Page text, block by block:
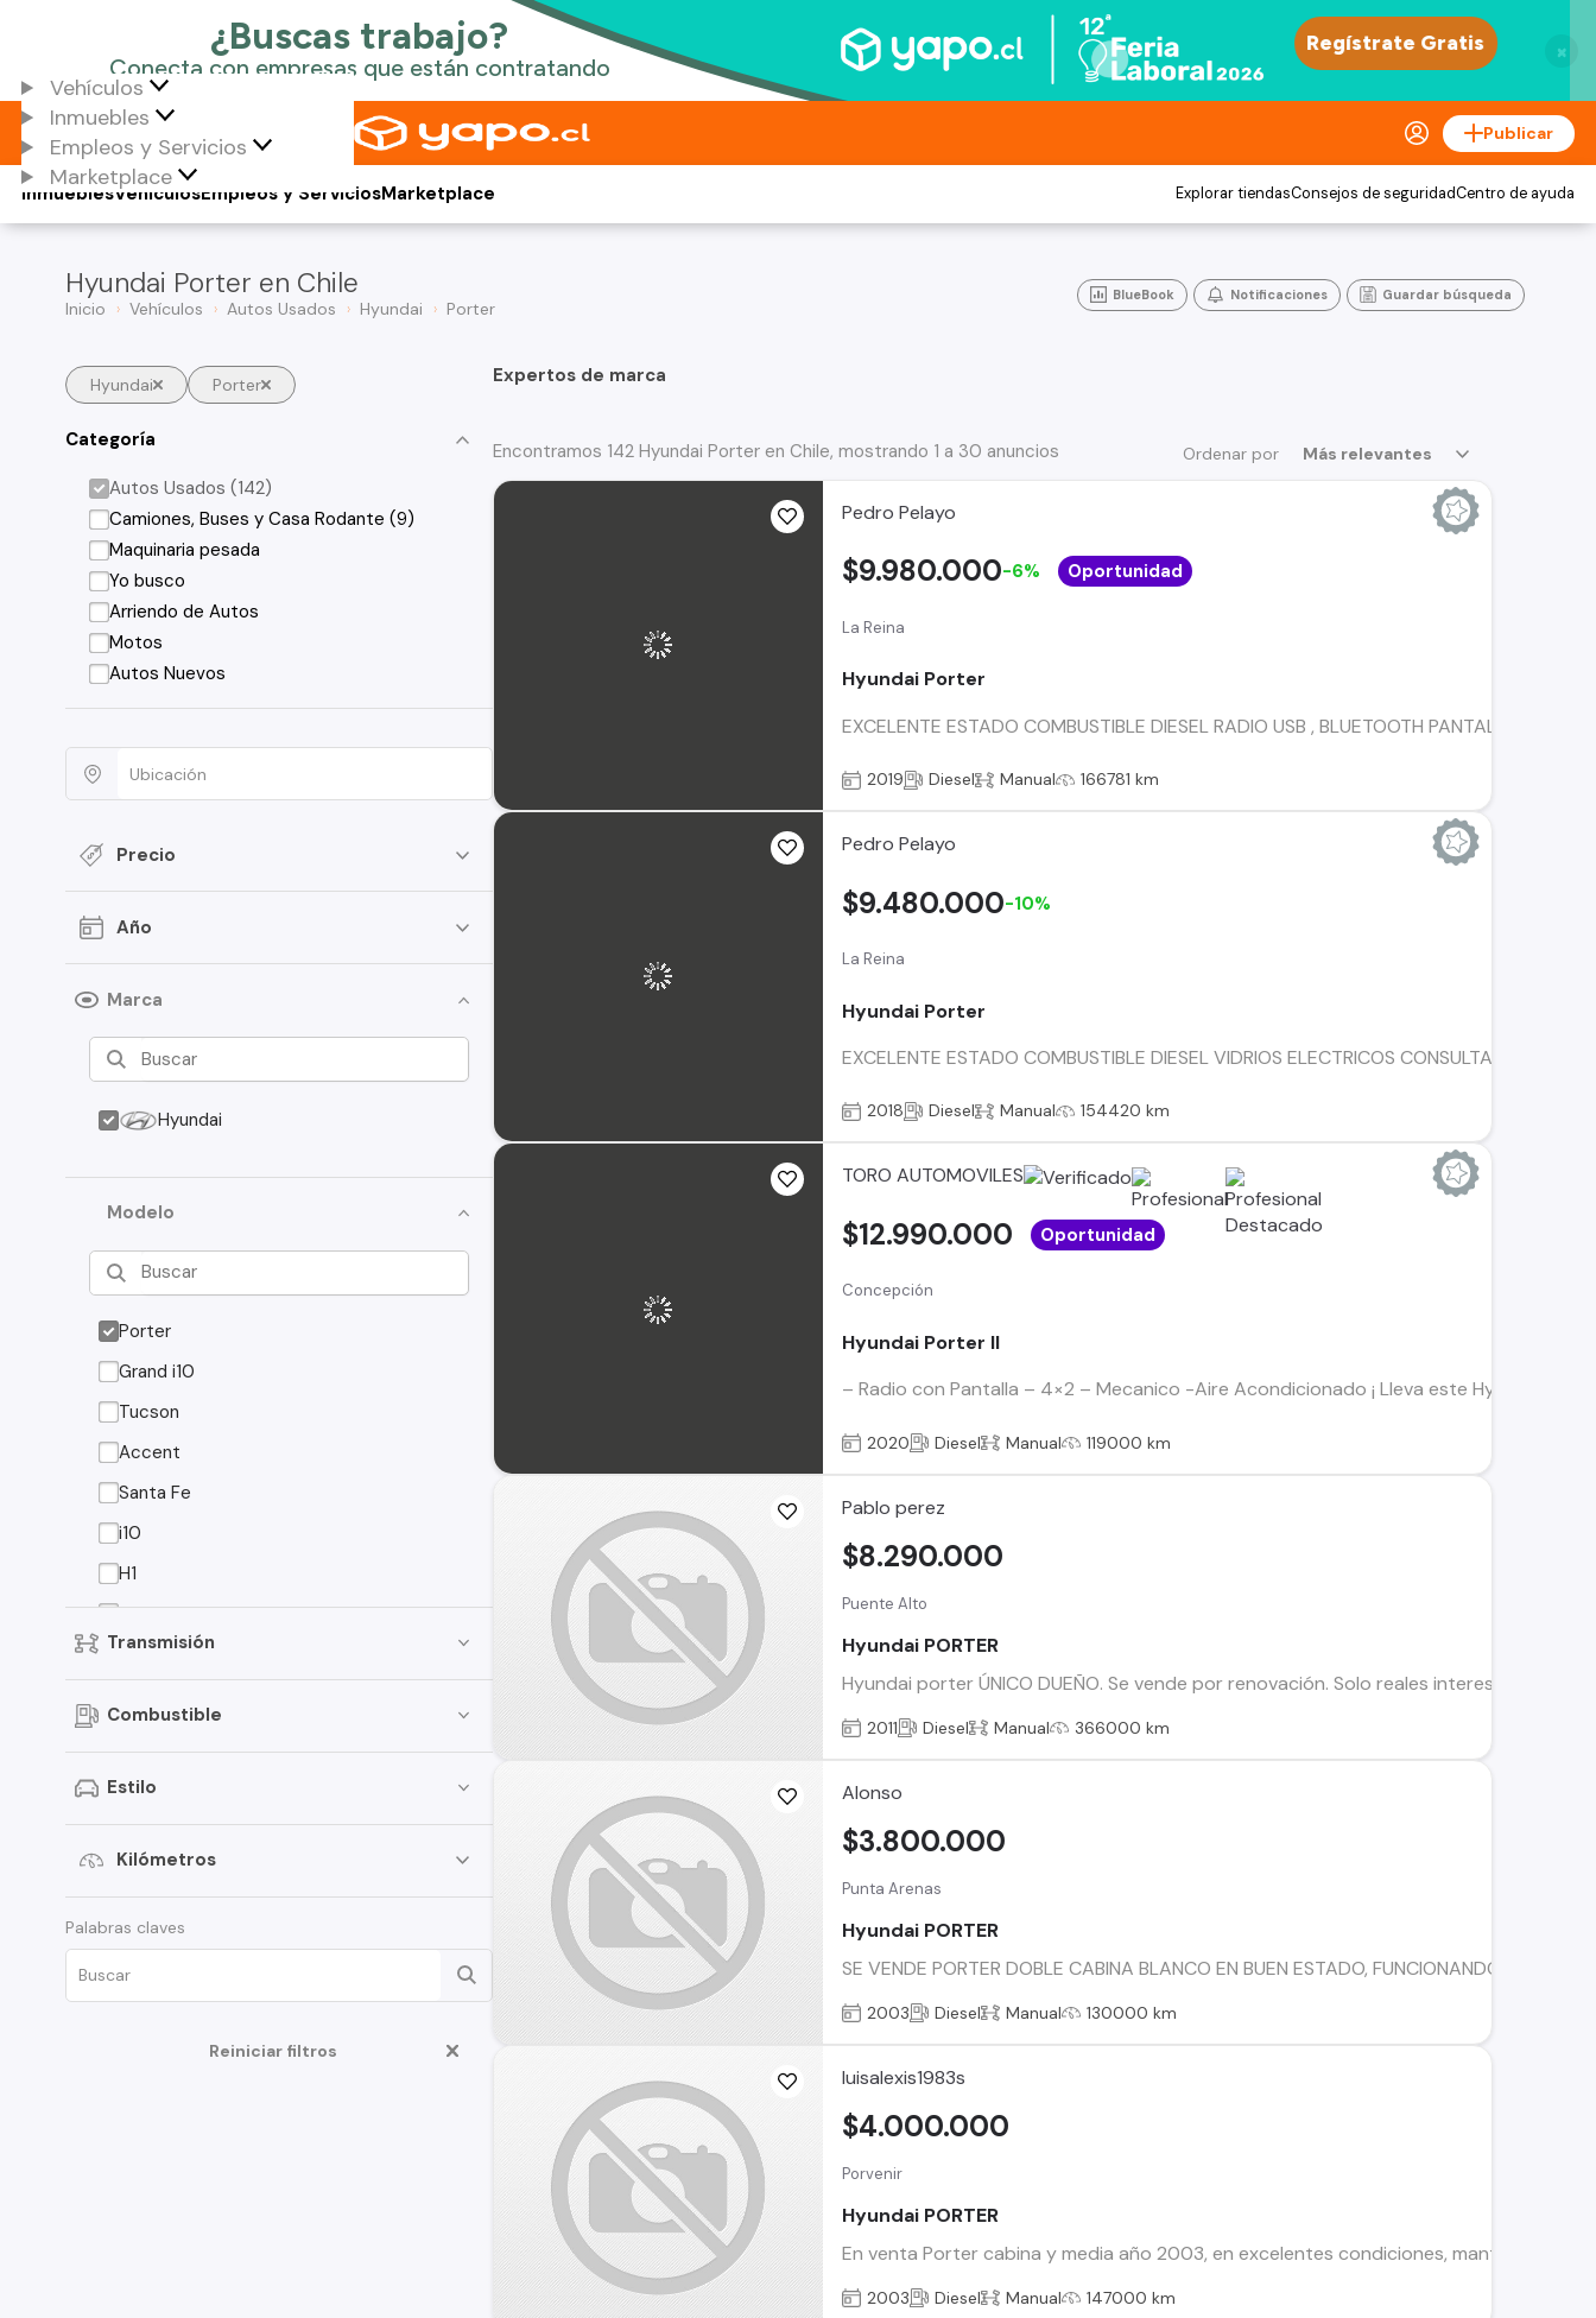
×
Vehículos
Inmuebles
Empleos y Servicios
Marketplace
Publicar
Vehículos
Inmuebles Empleos y ServiciosMarketplace Explorar tiendasConsejos de seguridadCentro de ayuda
Hyundai Porter en Chile
Inicio Vehículos Autos Usados Hyundai Porter
BlueBook Notificaciones Guardar búsqueda
Hyundai Porter
Categoría
Autos Usados (142)
Camiones, Buses y Casa Rodante (9)
Maquinaria pesada
Yo busco
Arriendo de Autos
Motos
Autos Nuevos
Precio
Año
Marca
Hyundai
Modelo
Porter
Grand i10
Tucson
Accent
Santa Fe
i10
H1
EON
Elantra
Santamo
Verna
Venue
Grand i-10 Sedán
HD35
Transmisión
Combustible
Estilo
Kilómetros
Palabras claves
Reiniciar filtros
Expertos de marca
Ordenar por Más relevantes
Encontramos 142 Hyundai Porter en Chile, mostrando 1 a 30 anuncios
Pedro Pelayo
La Reina
Hyundai Porter
EXCELENTE ESTADO COMBUSTIBLE DIESEL RADIO USB , BLUETOOTH PANTALLA
$9.980.000-6% Oportunidad
2019 Diesel Manual 166781 km
Pedro Pelayo
La Reina
Hyundai Porter
EXCELENTE ESTADO COMBUSTIBLE DIESEL VIDRIOS ELECTRICOS CONSULTA POR TÚ
$9.480.000-10%
2018 Diesel Manual 154420 km
TORO AUTOMOVILES
Concepción
Hyundai Porter II
– Radio con Pantalla – 4×2 – Mecanico -Aire Acondicionado ¡ Lleva este Hyundai
$12.990.000 Oportunidad
2020 Diesel Manual 119000 km
Pablo perez
Puente Alto
Hyundai PORTER
Hyundai porter ÚNICO DUEÑO. Se vende por renovación. Solo reales interesados!!.
$8.290.000
2011 Diesel Manual 366000 km
Alonso
Punta Arenas
Hyundai PORTER
SE VENDE PORTER DOBLE CABINA BLANCO EN BUEN ESTADO, FUNCIONANDO, CON
$3.800.000
2003 Diesel Manual 130000 km
luisalexis1983s
Porvenir
Hyundai PORTER
En venta Porter cabina y media año 2003, en excelentes condiciones,
$4.000.000
2003 Diesel Manual 147000 km